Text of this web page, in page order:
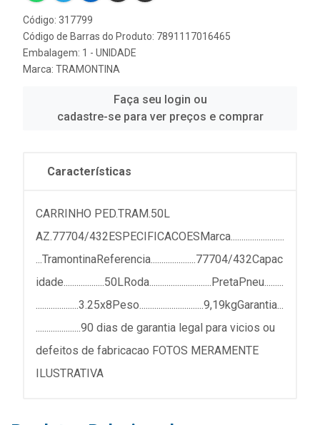
Código: 317799
Código de Barras do Produto: 7891117016465
Embalagem: 1 - UNIDADE
Marca: TRAMONTINA
Faça seu login ou
cadastre-se para ver preços e comprar
Características
CARRINHO PED.TRAM.50L
AZ.77704/432ESPECIFICACOESMarca.........................
...TramontinaReferencia.....................77704/432Capac
idade...................50LRoda.............................PretaPneu.........
....................3.25x8Peso..............................9,19kgGarantia...
.....................90 dias de garantia legal para vicios ou
defeitos de fabricacao FOTOS MERAMENTE
ILUSTRATIVA